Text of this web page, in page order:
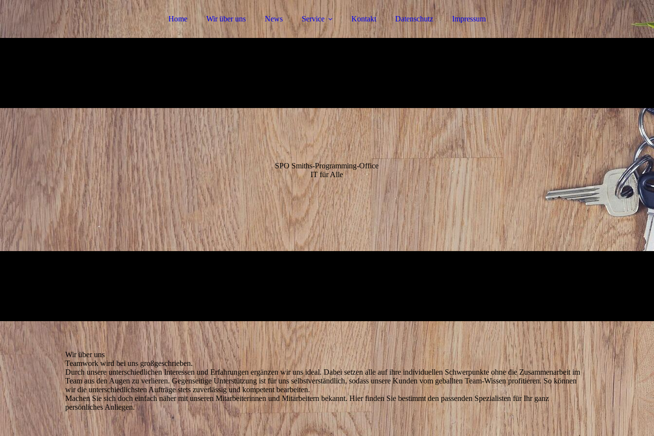
Home Wir über uns News Service Kontakt Datenschutz Impressum
SPO Smiths-Programming-Office
IT für Alle
Wir über uns
Teamwork wird bei uns großgeschrieben.
Durch unsere unterschiedlichen Interessen und Erfahrungen ergänzen wir uns ideal. Dabei setzen alle auf ihre individuellen Schwerpunkte ohne die Zusammenarbeit im
Team aus den Augen zu verlieren. Gegenseitige Unterstützung ist für uns selbstverständlich, sodass unsere Kunden vom geballten Team-Wissen profitieren. So können
wir die unterschiedlichsten Aufträge stets zuverlässig und kompetent bearbeiten.
Machen Sie sich doch einfach näher mit unseren Mitarbeiterinnen und Mitarbeitern bekannt. Hier finden Sie bestimmt den passenden Spezialisten für Ihr ganz
persönliches Anliegen.